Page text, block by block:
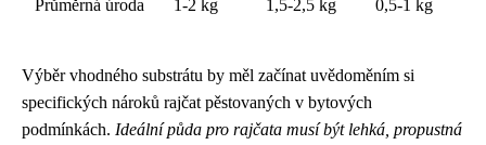
Průměrná úroda 1-2 kg 1,5-2,5 kg 0,5-1 kg
Výběr vhodného substrátu by měl začínat uvědoměním si
specifických nároků rajčat pěstovaných v bytových
podmínkách. Ideální půda pro rajčata musí být lehká, propustná